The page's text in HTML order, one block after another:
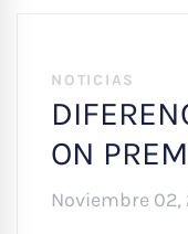
NOTICIAS
ON
Noviembre 02,